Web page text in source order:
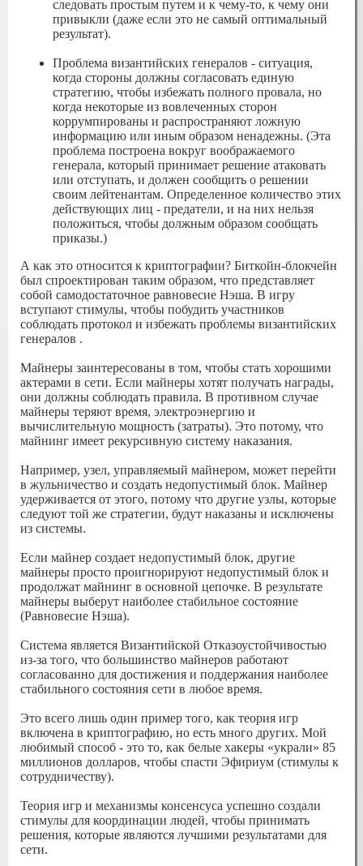
следовать простым путем и к чему-то, к чему они
привыкли (даже если это не самый оптимальный
результат).
Проблема византийских генералов - ситуация,
когда стороны должны согласовать единую
стратегию, чтобы избежать полного провала, но
когда некоторые из вовлеченных сторон
коррумпированы и распространяют ложную
информацию или иным образом ненадежны. (Эта
проблема построена вокруг воображаемого
генерала, который принимает решение атаковать
или отступать, и должен сообщить о решении
своим лейтенантам. Определенное количество этих
действующих лиц - предатели, и на них нельзя
положиться, чтобы должным образом сообщать
приказы.)
А как это относится к криптографии? Биткойн-блокчейн
был спроектирован таким образом, что представляет
собой самодостаточное равновесие Нэша. В игру
вступают стимулы, чтобы побудить участников
соблюдать протокол и избежать проблемы византийских
генералов .
Майнеры заинтересованы в том, чтобы стать хорошими
актерами в сети. Если майнеры хотят получать награды,
они должны соблюдать правила. В противном случае
майнеры теряют время, электроэнергию и
вычислительную мощность (затраты). Это потому, что
майнинг имеет рекурсивную систему наказания.
Например, узел, управляемый майнером, может перейти
в жульничество и создать недопустимый блок. Майнер
удерживается от этого, потому что другие узлы, которые
следуют той же стратегии, будут наказаны и исключены
из системы.
Если майнер создает недопустимый блок, другие
майнеры просто проигнорируют недопустимый блок и
продолжат майнинг в основной цепочке. В результате
майнеры выберут наиболее стабильное состояние
(Равновесие Нэша).
Система является Византийской Отказоустойчивостью
из-за того, что большинство майнеров работают
согласованно для достижения и поддержания наиболее
стабильного состояния сети в любое время.
Это всего лишь один пример того, как теория игр
включена в криптографию, но есть много других. Мой
любимый способ - это то, как белые хакеры «украли» 85
миллионов долларов, чтобы спасти Эфириум (стимулы к
сотрудничеству).
Теория игр и механизмы консенсуса успешно создали
стимулы для координации людей, чтобы принимать
решения, которые являются лучшими результатами для
сети.